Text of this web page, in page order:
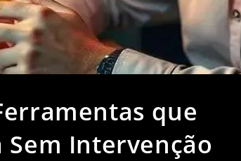
que
Sem Intervenção